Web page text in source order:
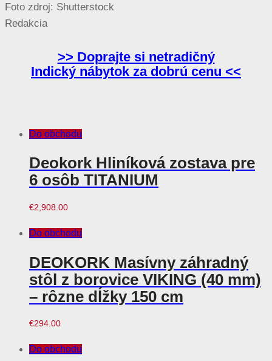
Foto zdroj: Shutterstock
Redakcia
>> Doprajte si netradičný
Indický nábytok za dobrú cenu <<
Do obchodu
Deokork Hliníková zostava pre
6 osôb TITANIUM
€2,908.00
Do obchodu
DEOKORK Masívny záhradný
stôl z borovice VIKING (40 mm)
– rôzne dĺžky 150 cm
€294.00
Do obchodu